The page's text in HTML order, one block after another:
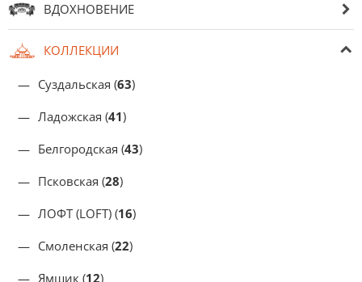
КОЛЛЕКЦИИ
Суздальская (63)
Ладожская (41)
Белгородская (43)
Псковская (28)
ЛОФТ (LOFT) (16)
Смоленская (22)
Ямщик (12)
ВДОХНОВЕНИЕ